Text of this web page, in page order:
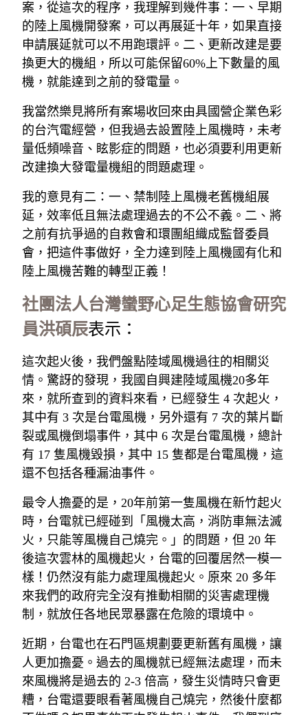
案，從這次的程序，我理解到幾件事：一、早期
的陸上風機開發案，可以再展延十年，如果直接
申請展延就可以不用跑環評。二、更新改建是要
換更大的機組，所以可能保留60%上下數量的風
機，就能達到之前的發電量。
我當然樂見將所有案場收回來由具國營企業色彩
的台汽電經營，但我過去設置陸上風機時，未考
量低頻噪音、眩影症的問題，也必須要利用更新
改建換大發電量機組的問題處理。
我的意見有二：一、禁制陸上風機老舊機組展
延，效率低且無法處理過去的不公不義。二、將
之前有抗爭過的自救會和環團組織成監督委員
會，把這件事做好，全力達到陸上風機國有化和
陸上風機苦難的轉型正義！
社團法人台灣蠻野心足生態協會研究
員洪碩辰表示：
這次起火後，我們盤點陸域風機過往的相關災
情。驚訝的發現，我國自興建陸域風機20多年
來，就所查到的資料來看，已經發生 4 次起火，
其中有 3 次是台電風機，另外還有 7 次的葉片斷
裂或風機倒塌事件，其中 6 次是台電風機，總計
有 17 隻風機毀損，其中 15 隻都是台電風機，這
還不包括各種漏油事件。
最令人擔憂的是，20年前第一隻風機在新竹起火
時，台電就已經碰到「風機太高，消防車無法滅
火，只能等風機自己燒完。」的問題，但 20 年
後這次雲林的風機起火，台電的回覆居然一模一
樣！仍然沒有能力處理風機起火。原來 20 多年
來我們的政府完全沒有推動相關的災害處理機
制，就放任各地民眾暴露在危險的環境中。
近期，台電也在石門區規劃要更新舊有風機，讓
人更加擔憂。過去的風機就已經無法處理，而未
來風機將是過去的 2-3 倍高，發生災情時只會更
糟，台電還要眼看著風機自己燒完，然後什麼都